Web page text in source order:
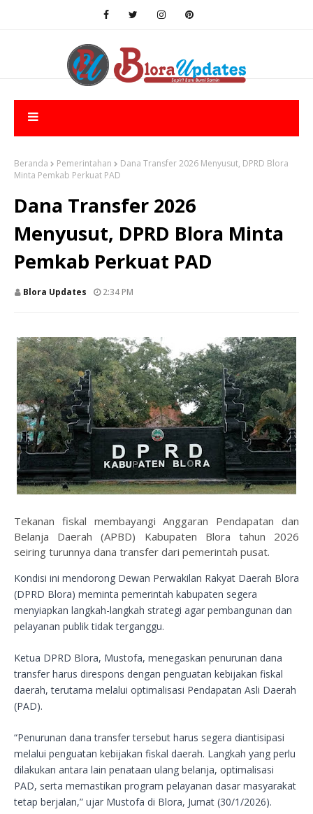
Beranda Pemerintahan
Dana Transfer 2026 Menyusut, DPRD Blora
Minta Pemkab Perkuat PAD
Dana Transfer 2026
Menyusut, DPRD Blora Minta
Pemkab Perkuat PAD
Blora Updates 2:34 PM
Tekanan fiskal membayangi Anggaran Pendapatan dan
Belanja Daerah (APBD) Kabupaten Blora tahun 2026
seiring turunnya dana transfer dari pemerintah pusat.
Kondisi ini mendorong Dewan Perwakilan Rakyat Daerah Blora
(DPRD Blora) meminta pemerintah kabupaten segera
menyiapkan langkah-langkah strategi agar pembangunan dan
pelayanan publik tidak terganggu.
Ketua DPRD Blora, Mustofa, menegaskan penurunan dana
transfer harus direspons dengan penguatan kebijakan fiskal
daerah, terutama melalui optimalisasi Pendapatan Asli Daerah
(PAD).
“Penurunan dana transfer tersebut harus segera diantisipasi
melalui penguatan kebijakan fiskal daerah. Langkah yang perlu
dilakukan antara lain penataan ulang belanja, optimalisasi
PAD, serta memastikan program pelayanan dasar masyarakat
tetap berjalan,” ujar Mustofa di Blora, Jumat (30/1/2026).